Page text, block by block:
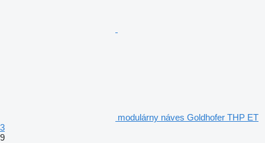
modulárny náves Goldhofer THP ET
3
9